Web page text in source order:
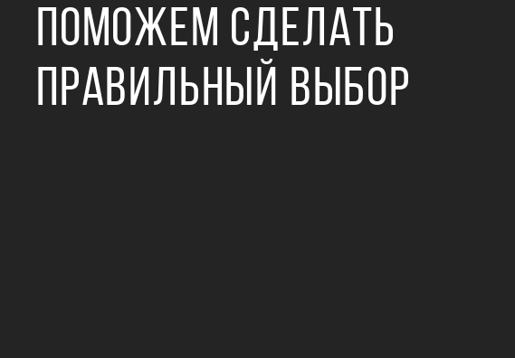
ПОМОЖЕМ СДЕЛАТЬ
ПРАВИЛЬНЫЙ ВЫБОР